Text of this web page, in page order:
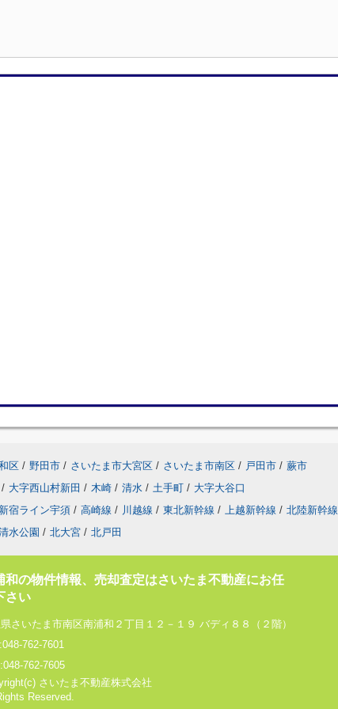
区 / 野田市 / さいたま市大宮区 / さいたま市南区 / 戸田市 / 蕨市
/ 大字西山村新田 / 木崎 / 清水 / 土手町 / 大字大谷口
宿ライン宇須 / 高崎線 / 川越線 / 東北新幹線 / 上越新幹線 / 北陸新幹線
水公園 / 北大宮 / 北戸田
和の物件情報、売却査定はさいたま不動産にお任
さい
さいたま市南区南浦和２丁目１２－１９ バディ８８（２階）
762-7601
762-7605
さいたま不動産株式会社
Reserved.